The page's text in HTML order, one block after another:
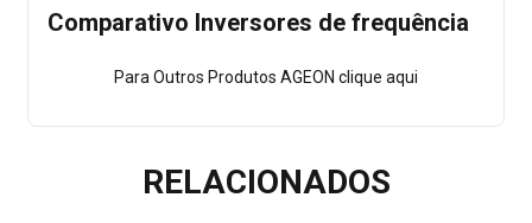
Comparativo Inversores de frequência
Para Outros Produtos AGEON clique aqui
RELACIONADOS